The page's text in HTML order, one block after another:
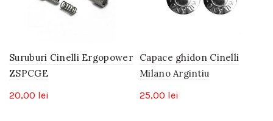
Suruburi Cinelli Ergopower
ZSPCGE
20,00 lei
Capace ghidon Cinelli
Milano Argintiu
25,00 lei